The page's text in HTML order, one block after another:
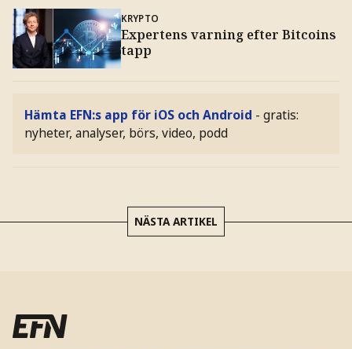
KRYPTO
Expertens varning efter Bitcoins
tapp
Hämta EFN:s app för iOS och Android - gratis:
nyheter, analyser, börs, video, podd
NÄSTA ARTIKEL